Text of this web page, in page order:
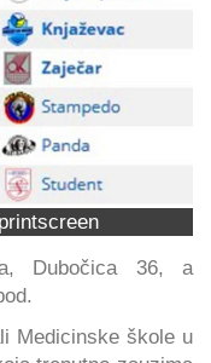
Dubočica 36, a
Medicinske škole u